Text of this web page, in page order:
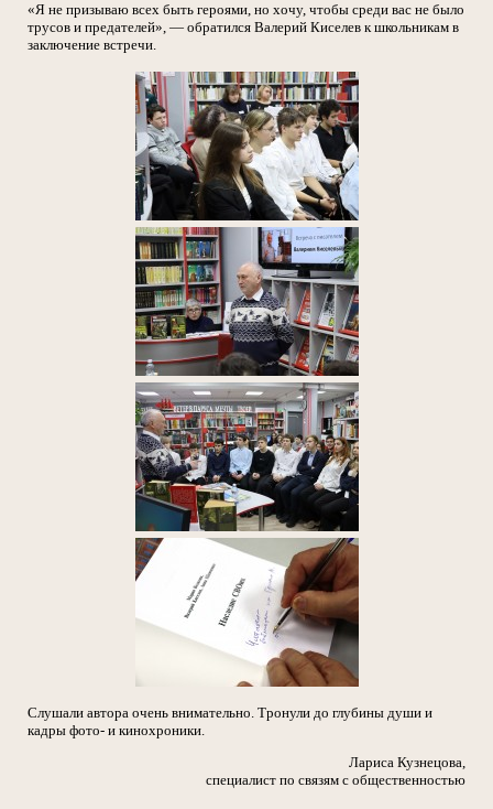
«Я не призываю всех быть героями, но хочу, чтобы среди вас не было
трусов и предателей», — обратился Валерий Киселев к школьникам в
заключение встречи.
Слушали автора очень внимательно. Тронули до глубины души и
кадры фото- и кинохроники.
Лариса Кузнецова,
специалист по связям с общественностью